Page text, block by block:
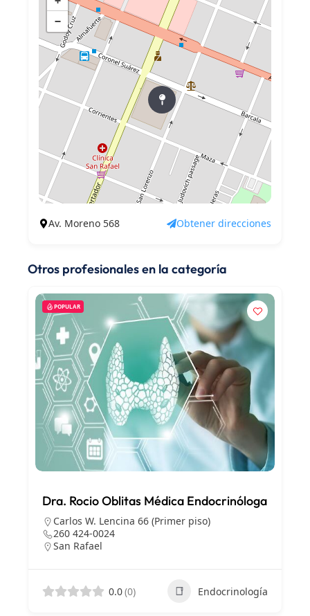
−
Av. Moreno 568 Obtener direcciones
Otros profesionales en la categoría
POPULAR
Dra. Rocio Oblitas Médica Endocrinóloga
Carlos W. Lencina 66 (Primer piso)
260 424-0024
San Rafael
0.0(0) Endocrinología